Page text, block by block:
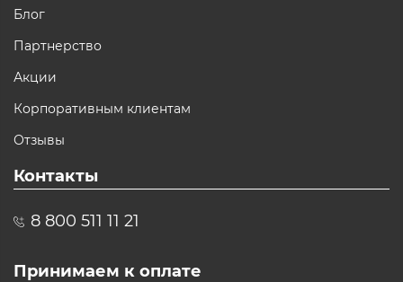
Блог
Партнерство
Акции
Корпоративным клиентам
Отзывы
Контакты
8 800 511 11 21
Принимаем к оплате